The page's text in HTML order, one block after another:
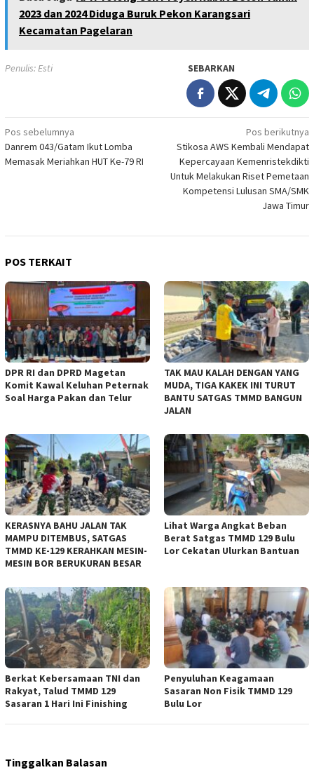
2023 dan 2024 Diduga Buruk Pekon Karangsari
Kecamatan Pagelaran
Penulis: Esti SEBARKAN
Navigasi
pos
Pos sebelumnya
Danrem 043/Gatam Ikut Lomba
Memasak Meriahkan HUT Ke-79 RI
Pos berikutnya
Stikosa AWS Kembali Mendapat
Kepercayaan Kemenristekdikti
Untuk Melakukan Riset Pemetaan
Kompetensi Lulusan SMA/SMK
Jawa Timur
POS TERKAIT
DPR RI dan DPRD Magetan
Komit Kawal Keluhan Peternak
Soal Harga Pakan dan Telur
TAK MAU KALAH DENGAN YANG
MUDA, TIGA KAKEK INI TURUT
BANTU SATGAS TMMD BANGUN
JALAN
KERASNYA BAHU JALAN TAK
MAMPU DITEMBUS, SATGAS
TMMD KE-129 KERAHKAN MESIN-
MESIN BOR BERUKURAN BESAR
Lihat Warga Angkat Beban
Berat Satgas TMMD 129 Bulu
Lor Cekatan Ulurkan Bantuan
Berkat Kebersamaan TNI dan
Rakyat, Talud TMMD 129
Sasaran 1 Hari Ini Finishing
Penyuluhan Keagamaan
Sasaran Non Fisik TMMD 129
Bulu Lor
Tinggalkan Balasan